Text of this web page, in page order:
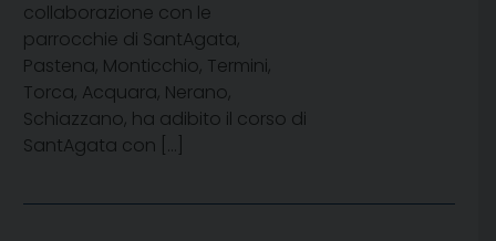
collaborazione con le
parrocchie di SantAgata,
Pastena, Monticchio, Termini,
Torca, Acquara, Nerano,
Schiazzano, ha adibito il corso di
SantAgata con […]